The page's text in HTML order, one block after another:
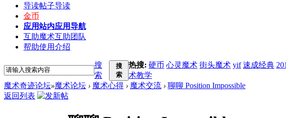
导读帖子导读
金币
应用站内应用导航
互助魔术互助团队
帮助使用介绍
搜
索
搜
索
热搜: 硬币 心灵魔术 街头魔术 yif 速成经典
术教学
魔术奇迹论坛»魔术论坛 › 魔术心得 › 魔术交流 › 聊聊 Position Impossible
返回列表